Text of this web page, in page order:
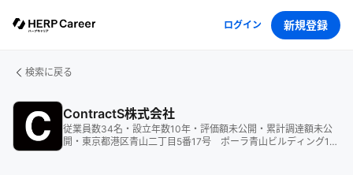
ログイン 新規登録
検索に戻る
ContractS株式会社
従業員数34名 ・ 設立年数10年 ・ 評価額未公開 ・ 累計調達額未公
開 ・ 東京都港区青山二丁目5番17号 ポーラ青山ビルディング13